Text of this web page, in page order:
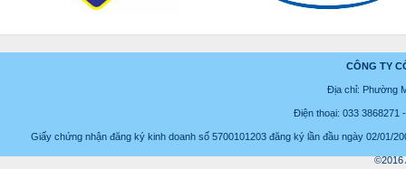
CÔNG TY
Địa chỉ: Phường
Điện thoại: 033 3868271
Giấy chứng nhận đăng ký kinh doanh số 5700101203 đăng ký lần đầu ngày 02/01/
©2016